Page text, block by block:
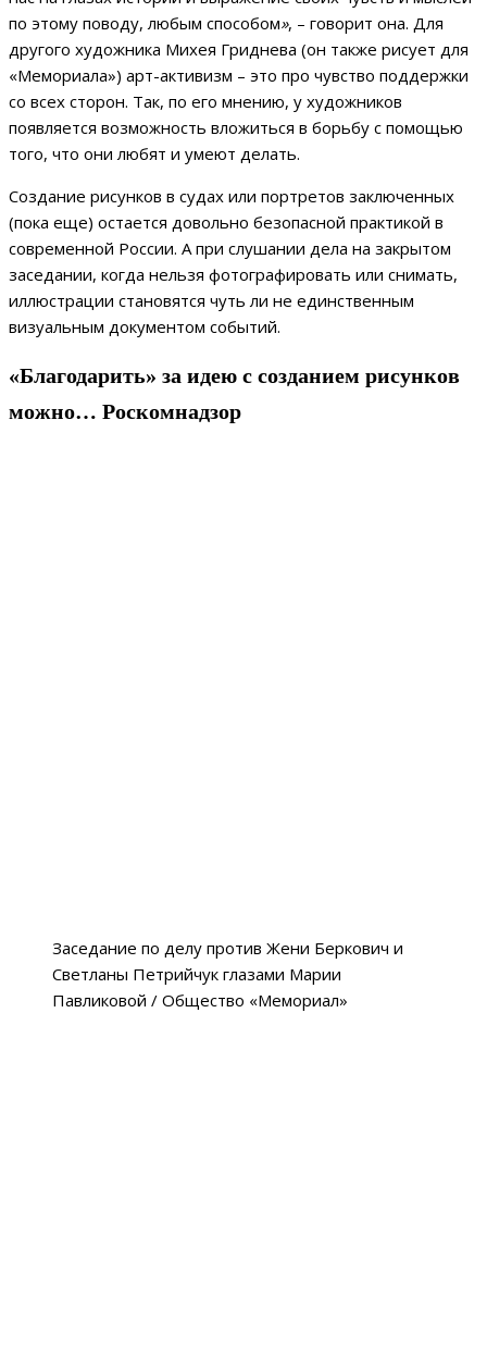
по этому поводу, любым способом», – говорит она. Для
другого художника Михея Гриднева (он также рисует для
«Мемориала») арт-активизм – это про чувство поддержки
со всех сторон. Так, по его мнению, у художников
появляется возможность вложиться в борьбу с помощью
того, что они любят и умеют делать.
Создание рисунков в судах или портретов заключенных
(пока еще) остается довольно безопасной практикой в
современной России. А при слушании дела на закрытом
заседании, когда нельзя фотографировать или снимать,
иллюстрации становятся чуть ли не единственным
визуальным документом событий.
«Благодарить» за идею с созданием рисунков
можно… Роскомнадзор
Заседание по делу против Жени Беркович и
Светланы Петрийчук глазами Марии
Павликовой / Общество «Мемориал»